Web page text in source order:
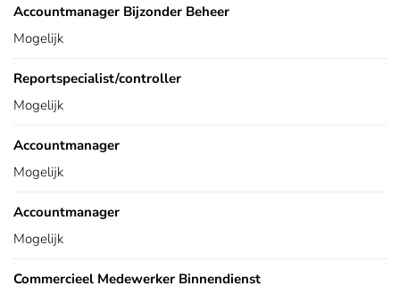
Accountmanager Bijzonder Beheer
Mogelijk
Reportspecialist/controller
Mogelijk
Accountmanager
Mogelijk
Accountmanager
Mogelijk
Commercieel Medewerker Binnendienst